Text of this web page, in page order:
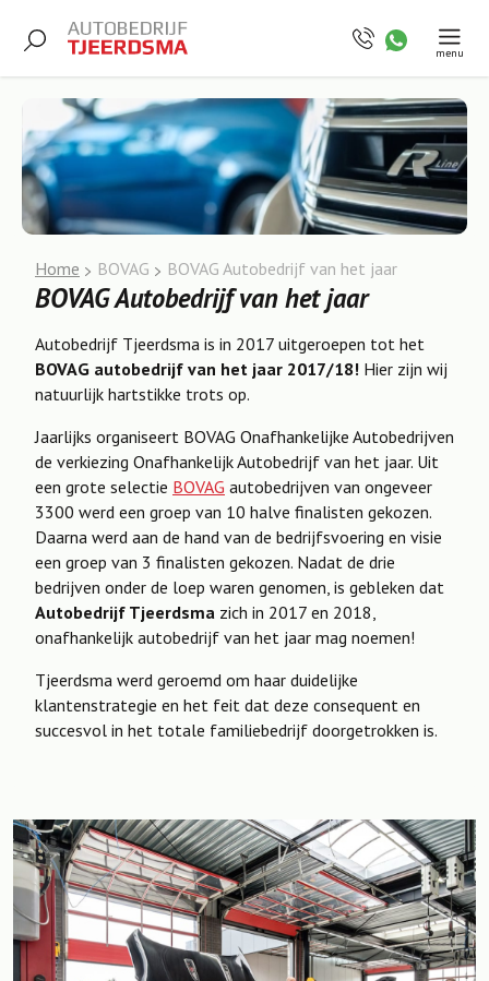
menu
Home BOVAG BOVAG Autobedrijf van het jaar
BOVAG Autobedrijf van het jaar
Autobedrijf Tjeerdsma is in 2017 uitgeroepen tot het
BOVAG autobedrijf van het jaar 2017/18! Hier zijn wij
natuurlijk hartstikke trots op.
Jaarlijks organiseert BOVAG Onafhankelijke Autobedrijven
de verkiezing Onafhankelijk Autobedrijf van het jaar. Uit
een grote selectie BOVAG autobedrijven van ongeveer
3300 werd een groep van 10 halve finalisten gekozen.
Daarna werd aan de hand van de bedrijfsvoering en visie
een groep van 3 finalisten gekozen. Nadat de drie
bedrijven onder de loep waren genomen, is gebleken dat
Autobedrijf Tjeerdsma zich in 2017 en 2018,
onafhankelijk autobedrijf van het jaar mag noemen!
Tjeerdsma werd geroemd om haar duidelijke
klantenstrategie en het feit dat deze consequent en
succesvol in het totale familiebedrijf doorgetrokken is.